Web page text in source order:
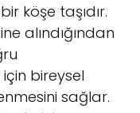
köşe taşıdır.
alındığından
bireysel
sağlar.